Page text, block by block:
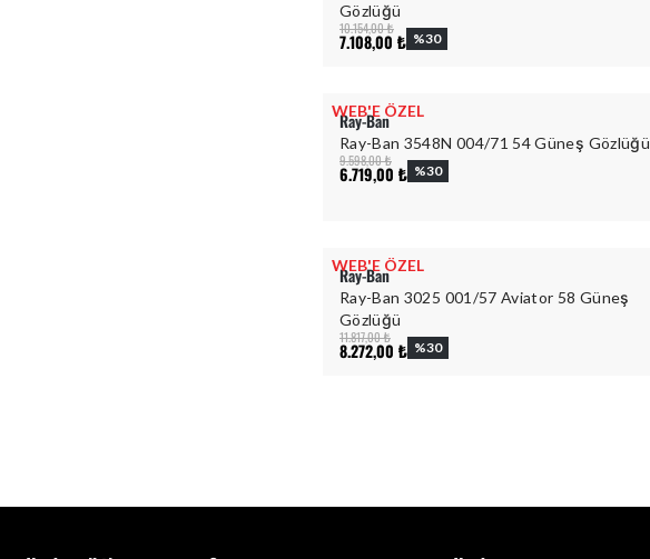
Gözlüğü
10.154,00 ₺
7.108,00 ₺ %30
WEB'E ÖZEL
Ray-Ban
Ray-Ban 3548N 004/71 54 Güneş Gözlüğü
9.598,00 ₺
6.719,00 ₺ %30
WEB'E ÖZEL
Ray-Ban
Ray-Ban 3025 001/57 Aviator 58 Güneş
Gözlüğü
11.817,00 ₺
8.272,00 ₺ %30